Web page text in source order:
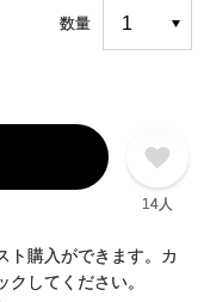
数量
14人
ト購入ができます。カ
してください。